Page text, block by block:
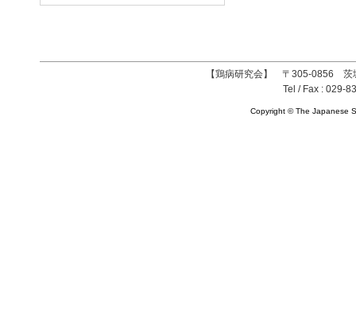
【鶏病研究会】 〒305-0856 茨
Tel / Fax : 029-
Copyright © The Japanese